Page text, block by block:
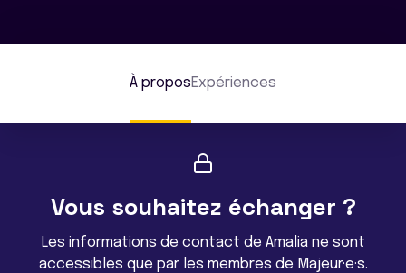
À proposExpériences
Vous souhaitez échanger ?
Les informations de contact de Amalia ne sont
accessibles que par les membres de Majeur·e·s.